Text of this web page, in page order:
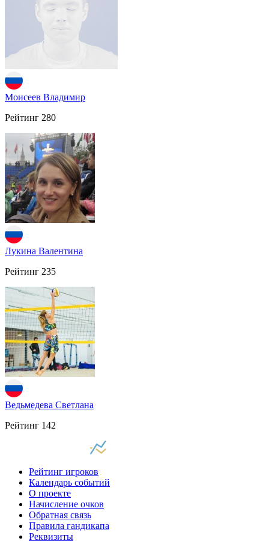
Моисеев Владимир
Рейтинг 280
Лукина Валентина
Рейтинг 235
Ведьмедева Светлана
Рейтинг 142
Рейтинг игроков
Календарь событий
О проекте
Начисление очков
Обратная связь
Правила гандикапа
Реквизиты